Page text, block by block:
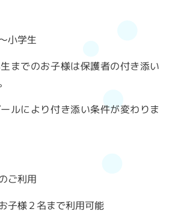
小学生
までのお子様は保護者の付き添い
ルにより付き添い条件が変わりま
ご利用
子様２名まで利用可能